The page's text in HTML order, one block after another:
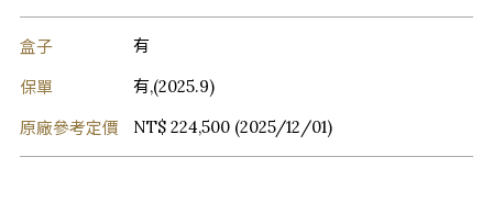
盒子 有
保單 有,(2025.9)
原廠參考定價 NT$ 224,500 (2025/12/01)